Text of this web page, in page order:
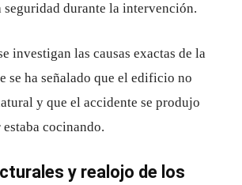
seguridad durante la intervención.
investigan las causas exactas de la
se ha señalado que el edificio no
y que el accidente se produjo
cocinando.
y realojo de los